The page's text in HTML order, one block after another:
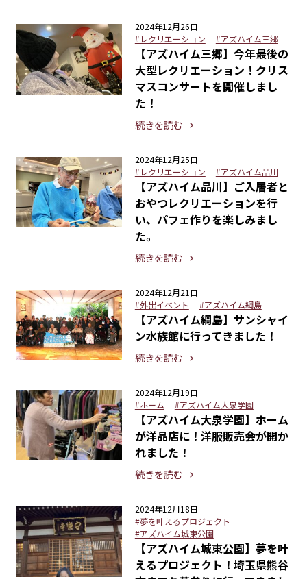
2024年12月26日
#レクリエーション
#アズハイム三郷
【アズハイム三郷】今年最後の
大型レクリエーション！クリス
マスコンサートを開催しまし
た！
続きを読む
2024年12月25日
#レクリエーション
#アズハイム品川
【アズハイム品川】ご入居者と
おやつレクリエーションを行
い、パフェ作りを楽しみまし
た。
続きを読む
2024年12月21日
#外出イベント
#アズハイム綱島
【アズハイム綱島】サンシャイ
ン水族館に行ってきました！
続きを読む
2024年12月19日
#ホーム
#アズハイム大泉学園
【アズハイム大泉学園】ホーム
が洋品店に！洋服販売会が開か
れました！
続きを読む
2024年12月18日
#夢を叶えるプロジェクト
#アズハイム城東公園
【アズハイム城東公園】夢を叶
えるプロジェクト！埼玉県熊谷